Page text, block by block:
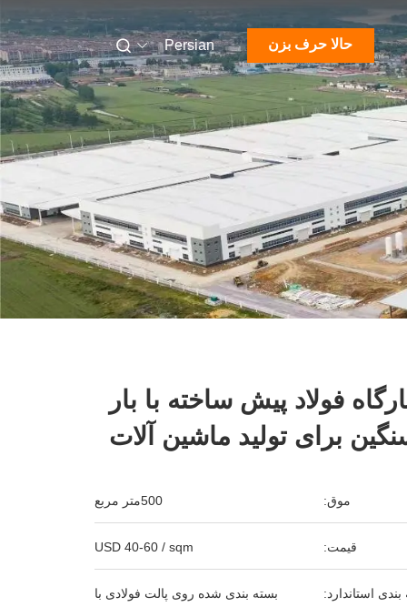
حالا حرف بزن Persian
فولاد پیش ساخته با بار
برای تولید ماشین آلات
موق: 500متر مربع
قیمت: USD 40-60 / sqm
استاندارد:
بسته بندی شده روی پالت فولادی با